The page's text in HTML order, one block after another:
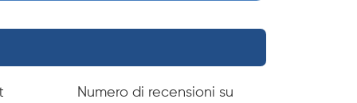
Numero di recensioni su